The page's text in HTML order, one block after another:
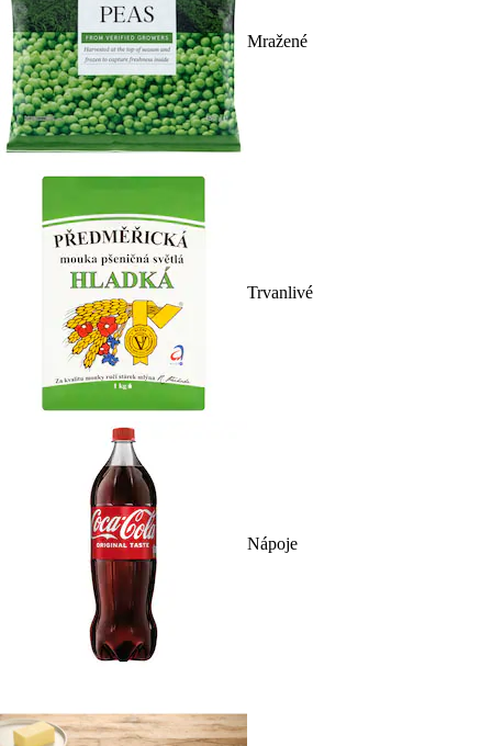
Mražené
Trvanlivé
Nápoje